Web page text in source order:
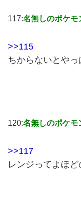
117:名無しのポケモ
>>115
ちからないとや
120:名無しのポケモ
>>117
レンジってよほ